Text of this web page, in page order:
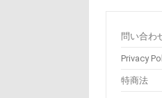
問い合わ
Privacy
特商法